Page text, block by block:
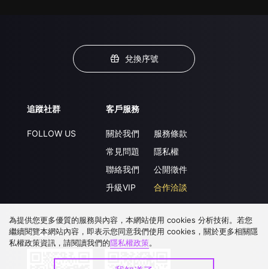
兌換序號
追蹤社群
FOLLOW US
客戶服務
關於我們
常見問題
聯絡我們
升級VIP
服務條款
隱私權
公開徵件
合作洽談
下載 APP
為提供您更多優質的服務與內容，本網站使用 cookies 分析技術。若您
繼續閱覽本網站內容，即表示您同意我們使用 cookies，關於更多相關隱
私權政策資訊，請閱讀我們的隱私權政策。